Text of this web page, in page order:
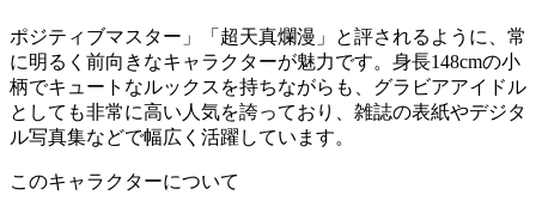
ポジティブマスター」「超天真爛漫」と評されるように、常
に明るく前向きなキャラクターが魅力です。身長148cmの小
柄でキュートなルックスを持ちながらも、グラビアアイドル
としても非常に高い人気を誇っており、雑誌の表紙やデジタ
ル写真集などで幅広く活躍しています。
このキャラクターについて